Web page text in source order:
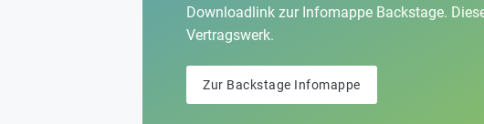
Downloadlink zur Infomappe Backstage.
Vertragswerk.
Zur Backstage Infomappe